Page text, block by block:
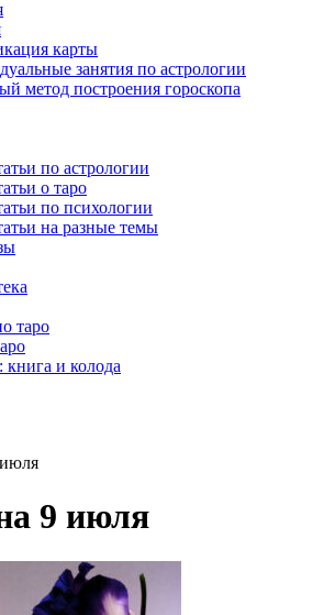
карты
занятия по астрологии
метод построения гороскопа
по астрологии
о таро
по психологии
на разные темы
таро
и колода
9 июля